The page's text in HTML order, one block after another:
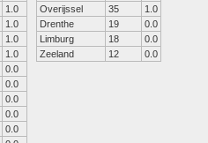
1.0
1.0
1.0
1.0
0.0
0.0
0.0
0.0
0.0
Overijssel
35
1.0
Drenthe
19
0.0
Limburg
18
0.0
Zeeland
12 0.0